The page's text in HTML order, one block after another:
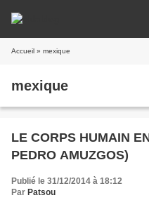
Accueil » mexique
mexique
LE CORPS HUMAIN
PEDRO AMUZGOS)
Publié le 31/12/2014 à 18:12
Par Patsou